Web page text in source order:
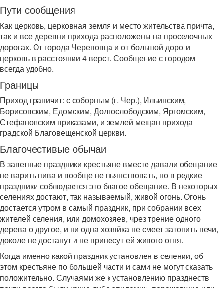
Пути сообщения
Как церковь, церковная земля и место жительства причта,
так и все деревни прихода расположены на проселочных
дорогах. От города Череповца и от большой дороги
церковь в расстоянии 4 верст. Сообщение с городом
всегда удобно.
Границы
Приход граничит: с соборным (г. Чер.), Ильинским,
Борисовским, Едомским, Долгослободским, Яргомским,
Стефановским приказами, и землей мещан прихода
градской Благовещенской церкви.
Благочестивые обычаи
В заветные праздники крестьяне вместе давали обещание
не варить пива и вообще не пьянствовать, но в редкие
праздники соблюдается это благое обещание. В некоторых
селениях достают, так называемый, живой огонь. Огонь
достается утром в самый праздник, при собрании всех
жителей селения, или домохозяев, чрез трение одного
дерева о другое, и ни одна хозяйка не смеет затопить печи,
доколе не достанут и не принесут ей живого огня.
Когда именно какой праздник установлен в селении, об
этом крестьяне по большей части и сами не могут сказать
положительно. Случаями же к установлению празднеств